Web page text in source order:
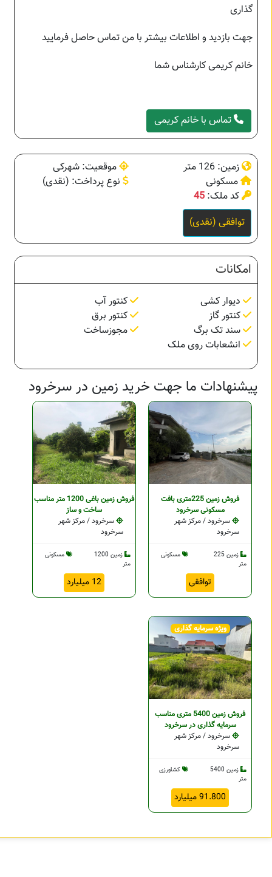
گذاری
جهت بازدید و اطلاعات بیشتر با من تماس حاصل فرمایید
خانم کریمی کارشناس شما
تماس با خانم کریمی
زمین: 126 متر
موقعیت: شهرکی
مسکونی
نوع پرداخت: (نقدی)
کد ملک: 45
توافقی (نقدی)
امکانات
دیوار کشی
کنتور آب
کنتور گاز
کنتور برق
سند تک برگ
مجوزساخت
انشعابات روی ملک
پیشنهادات ما جهت خرید زمین در سرخرود
فروش زمین 225متری بافت
مسکونی سرخرود
سرخرود / مرکز شهر
سرخرود
زمین 225
متر
مسکونی
توافقی
فروش زمین باغی 1200 متر مناسب
ساخت و ساز
سرخرود / مرکز شهر
سرخرود
زمین 1200
متر
مسکونی
12 میلیارد
ویژه سرمایه گذاری
فروش زمین 5400 متری مناسب
سرمایه گذاری در سرخرود
سرخرود / مرکز شهر
سرخرود
زمین 5400
متر
کشاورزی
91.800 میلیارد